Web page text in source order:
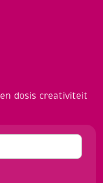
dosis creativiteit